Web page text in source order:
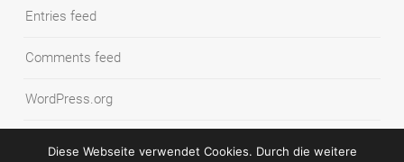
Entries feed
Comments feed
WordPress.org
Diese Webseite verwendet Cookies. Durch die weitere